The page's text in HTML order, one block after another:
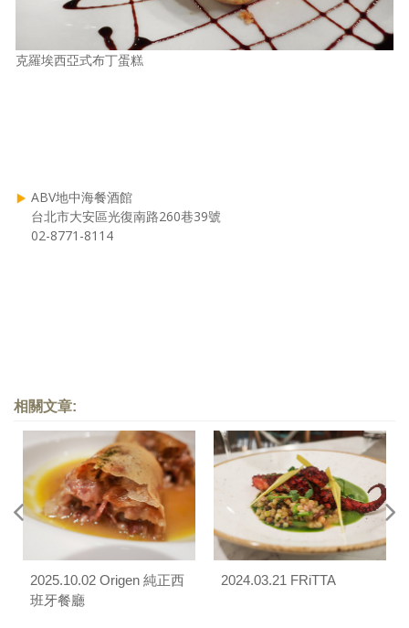
克羅埃西亞式布丁蛋糕
ABV地中海餐酒館
台北市大安區光復南路260巷39號
02-8771-8114
相關文章:
2025.10.02 Origen 純正西
班牙餐廳
2024.03.21 FRiTTA